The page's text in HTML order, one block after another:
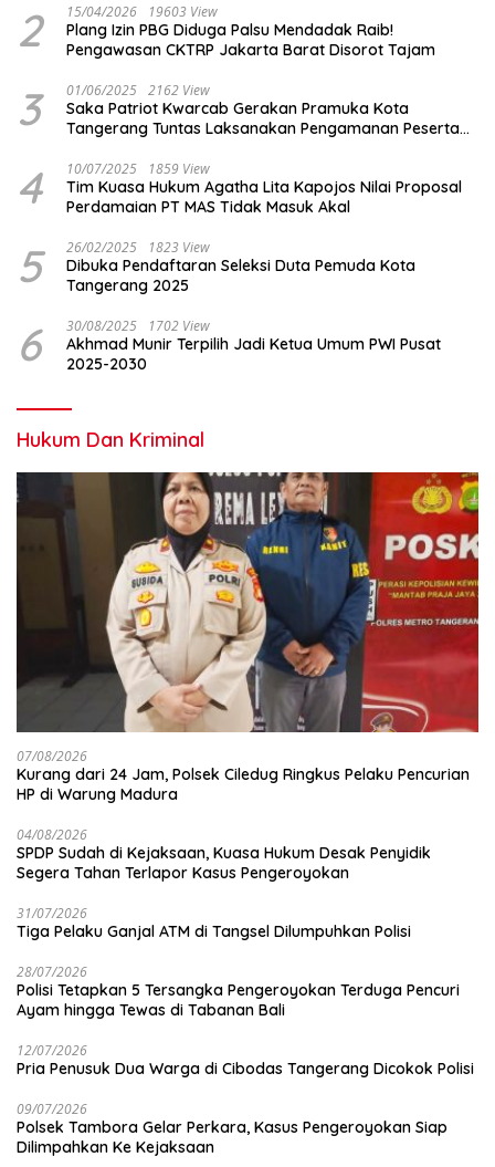
2 15/04/2026 19603 View
Plang Izin PBG Diduga Palsu Mendadak Raib!
Pengawasan CKTRP Jakarta Barat Disorot Tajam
3 01/06/2025 2162 View
Saka Patriot Kwarcab Gerakan Pramuka Kota
Tangerang Tuntas Laksanakan Pengamanan Peserta
4 10/07/2025 1859 View
Tim Kuasa Hukum Agatha Lita Kapojos Nilai Proposal
Perdamaian PT MAS Tidak Masuk Akal
5 26/02/2025 1823 View
Dibuka Pendaftaran Seleksi Duta Pemuda Kota
Tangerang 2025
6 30/08/2025 1702 View
Akhmad Munir Terpilih Jadi Ketua Umum PWI Pusat
2025-2030
Hukum Dan Kriminal
07/08/2026
Kurang dari 24 Jam, Polsek Ciledug Ringkus Pelaku Pencurian
HP di Warung Madura
04/08/2026
SPDP Sudah di Kejaksaan, Kuasa Hukum Desak Penyidik
Segera Tahan Terlapor Kasus Pengeroyokan
31/07/2026
Tiga Pelaku Ganjal ATM di Tangsel Dilumpuhkan Polisi
28/07/2026
Polisi Tetapkan 5 Tersangka Pengeroyokan Terduga Pencuri
Ayam hingga Tewas di Tabanan Bali
12/07/2026
Pria Penusuk Dua Warga di Cibodas Tangerang Dicokok Polisi
09/07/2026
Polsek Tambora Gelar Perkara, Kasus Pengeroyokan Siap
Dilimpahkan Ke Kejaksaan